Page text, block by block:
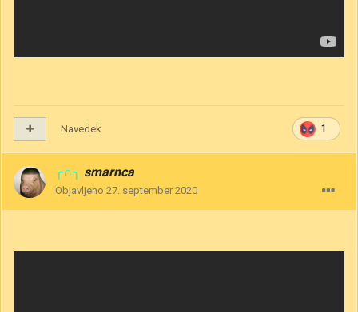
1
Navedek
╭∩╮ smarnca
Objavljeno 27. september 2020